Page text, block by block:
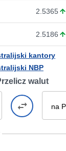
2.5365
2.5186
kantory
NBP
walut